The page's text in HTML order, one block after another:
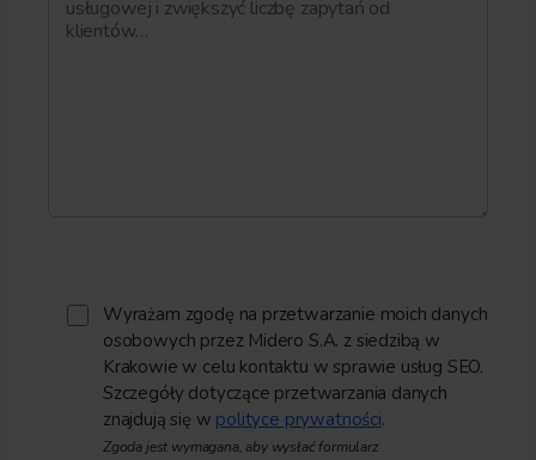
Wyrażam zgodę na przetwarzanie moich danych
osobowych przez Midero S.A. z siedzibą w
Krakowie w celu kontaktu w sprawie usług SEO.
Szczegóły dotyczące przetwarzania danych
znajdują się w polityce prywatności.
Zgoda jest wymagana, aby wysłać formularz